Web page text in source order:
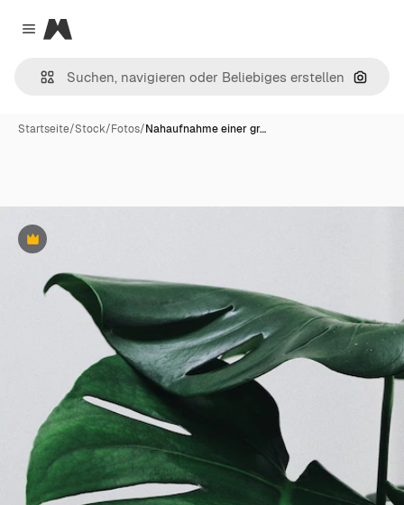
Close menu
Magnific
Nach
Startseite/Stock/Fotos/Nahaufnahme einer gr…
Premium